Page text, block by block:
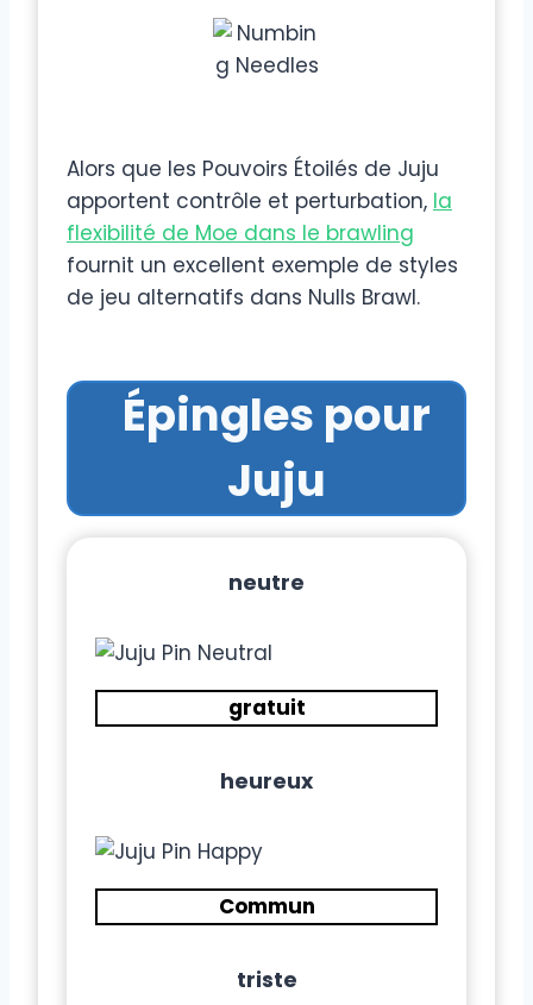
Alors que les Pouvoirs Étoilés de Juju
apportent contrôle et perturbation, la
flexibilité de Moe dans le brawling
fournit un excellent exemple de styles
de jeu alternatifs dans Nulls Brawl.
Épingles pour
Juju
neutre
gratuit
heureux
Commun
triste